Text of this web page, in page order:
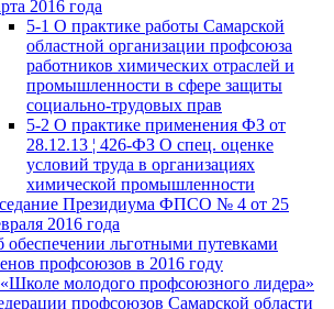
2016 года
5-1 О практике работы Самарской
областной организации профсоюза
работников химических отраслей и
промышленности в сфере защиты
социально-трудовых прав
5-2 О практике применения ФЗ от
28.12.13 ¦ 426-ФЗ О спец. оценке
условий труда в организациях
химической промышленности
Президиума ФПСО № 4 от 25
2016 года
обеспечении льготными путевками
профсоюзов в 2016 году
молодого профсоюзного лидера»
профсоюзов Самарской области